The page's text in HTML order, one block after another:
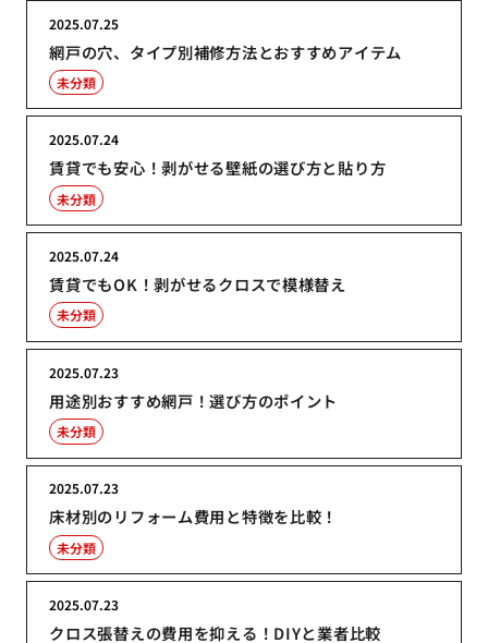
網戸の穴、タイプ別補修方法とおすすめアイテム
2025.07.25
未分類
賃貸でも安心！剥がせる壁紙の選び方と貼り方
2025.07.24
未分類
賃貸でもOK！剥がせるクロスで模様替え
2025.07.24
未分類
用途別おすすめ網戸！選び方のポイント
2025.07.23
未分類
床材別のリフォーム費用と特徴を比較！
2025.07.23
未分類
クロス張替えの費用を抑える！DIYと業者比較
2025.07.23